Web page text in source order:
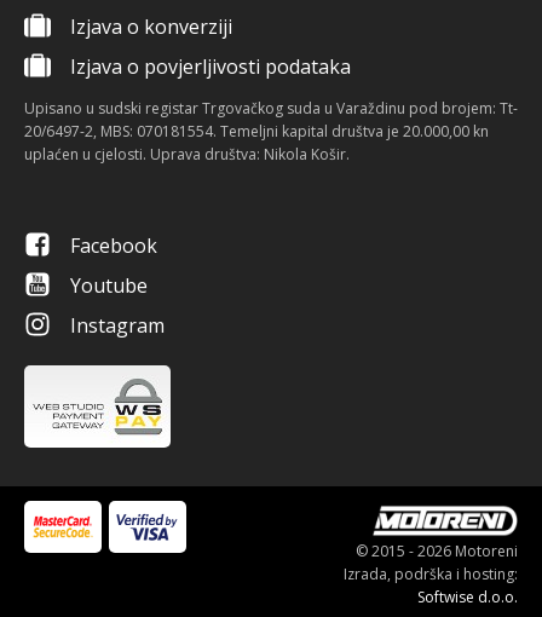
Izjava o konverziji
Izjava o povjerljivosti podataka
Upisano u sudski registar Trgovačkog suda u Varaždinu pod brojem: Tt-
20/6497-2, MBS: 070181554. Temeljni kapital društva je 20.000,00 kn
uplaćen u cjelosti. Uprava društva: Nikola Košir.
Facebook
Youtube
Instagram
© 2015 - 2026 Motoreni
Izrada, podrška i hosting:
Softwise d.o.o.